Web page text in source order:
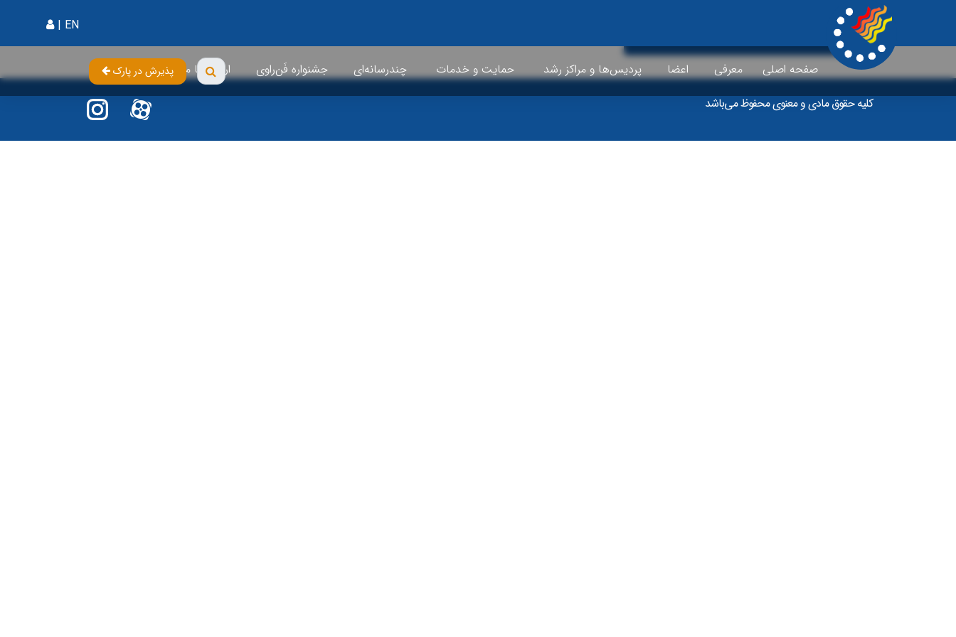
EN
|
صفحه اصلی معرفی اعضا پردیس‌ها و مراکز رشد حمایت و خدمات چندرسانه‌ای جشنواره فَن‌راوی ارتباط با ما پذیرش در پارک
Videos
کلیه حقوق مادی و معنوی محفوظ می‌باشد